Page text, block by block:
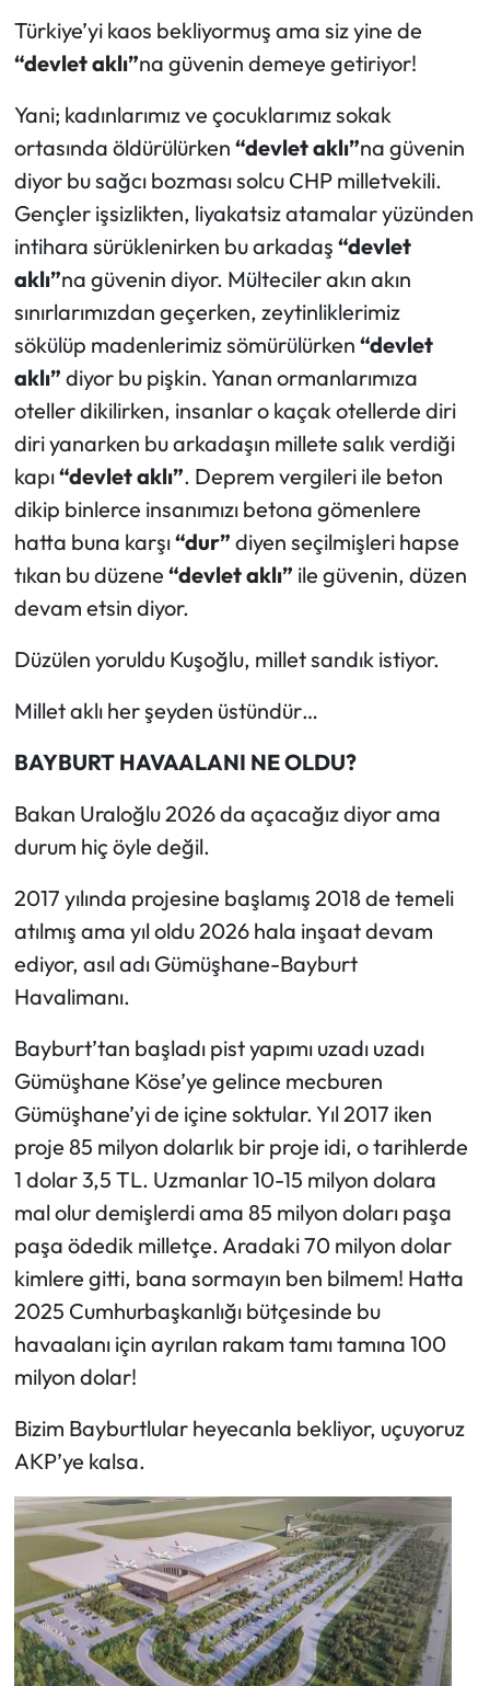
Türkiye’yi kaos bekliyormuş ama siz yine de
“devlet aklı”na güvenin demeye getiriyor!
Yani; kadınlarımız ve çocuklarımız sokak
ortasında öldürülürken “devlet aklı”na güvenin
diyor bu sağcı bozması solcu CHP milletvekili.
Gençler işsizlikten, liyakatsiz atamalar yüzünden
intihara sürüklenirken bu arkadaş “devlet
aklı”na güvenin diyor. Mülteciler akın akın
sınırlarımızdan geçerken, zeytinliklerimiz
sökülüp madenlerimiz sömürülürken “devlet
aklı” diyor bu pişkin. Yanan ormanlarımıza
oteller dikilirken, insanlar o kaçak otellerde diri
diri yanarken bu arkadaşın millete salık verdiği
kapı“devlet aklı”. Deprem vergileri ile beton
dikip binlerce insanımızı betona gömenlere
hatta buna karşı“dur” diyen seçilmişleri hapse
tıkan bu düzene “devlet aklı” ile güvenin, düzen
devam etsin diyor.
Düzülen yoruldu Kuşoğlu, millet sandık istiyor.
Millet aklı her şeyden üstündür…
BAYBURT HAVAALANI NE OLDU?
Bakan Uraloğlu 2026 da açacağız diyor ama
durum hiç öyle değil.
2017 yılında projesine başlamış 2018 de temeli
atılmış ama yıl oldu 2026 hala inşaat devam
ediyor, asıl adı Gümüşhane-Bayburt
Havalimanı.
Bayburt’tan başladı pist yapımı uzadı uzadı
Gümüşhane Köse’ye gelince mecburen
Gümüşhane’yi de içine soktular. Yıl 2017 iken
proje 85 milyon dolarlık bir proje idi, o tarihlerde
1 dolar 3,5 TL. Uzmanlar 10-15 milyon dolara
mal olur demişlerdi ama 85 milyon doları paşa
paşa ödedik milletçe. Aradaki 70 milyon dolar
kimlere gitti, bana sormayın ben bilmem! Hatta
2025 Cumhurbaşkanlığı bütçesinde bu
havaalanı için ayrılan rakam tamı tamına 100
milyon dolar!
Bizim Bayburtlular heyecanla bekliyor, uçuyoruz
AKP’ye kalsa.